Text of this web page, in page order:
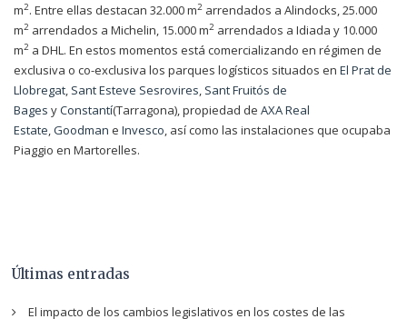
m2. Entre ellas destacan 32.000 m2 arrendados a Alindocks, 25.000
m2 arrendados a Michelin, 15.000 m2 arrendados a Idiada y 10.000
m2 a DHL. En estos momentos está comercializando en régimen de
exclusiva o co-exclusiva los parques logísticos situados en El Prat de
Llobregat, Sant Esteve Sesrovires, Sant Fruitós de
Bages yConstantí(Tarragona), propiedad de AXA Real
Estate,Goodman e Invesco, así como las instalaciones que ocupaba
Piaggio en Martorelles.
Últimas entradas
El impacto de los cambios legislativos en los costes de las